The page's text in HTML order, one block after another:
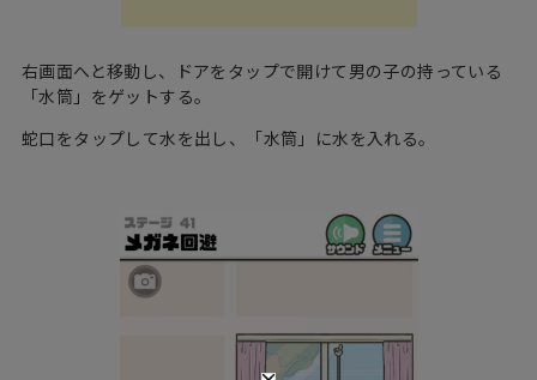
右画面へと移動し、ドアをタップで開けて男の子の持っている
「水筒」をゲットする。
蛇口をタップして水を出し、「水筒」に水を入れる。